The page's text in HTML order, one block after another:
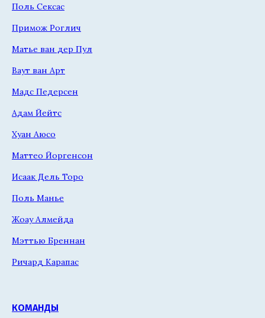
Поль Сексас
Примож Роглич
Матье ван дер Пул
Ваут ван Арт
Мадс Педерсен
Адам Йейтс
Хуан Аюсо
Маттео Йоргенсон
Исаак Дель Торо
Поль Манье
Жоау Алмейда
Мэттью Бреннан
Ричард Карапас
КОМАНДЫ